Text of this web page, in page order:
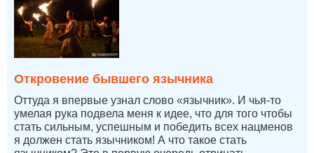
Откровение бывшего язычника
Оттуда я впервые узнал слово «язычник». И чья-то
умелая рука подвела меня к идее, что для того чтобы
стать сильным, успешным и победить всех нацменов
я должен стать язычником! А что такое стать